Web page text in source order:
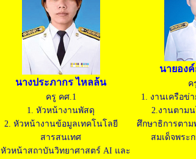
นางประภากร ไหลล้น
ครู คศ.1
1. หัวหน้างานพัสดุ
2. หัวหน้างานข้อมูลเทคโนโลยี
สารสนเทศ
หัวหน้าสถาบันวิทยาศาสตร์ AI และ
นายองค์
ค
1. งานเครือข่
2.งานตาม
ศึกษาธิการตาม
สมเด็จพระ